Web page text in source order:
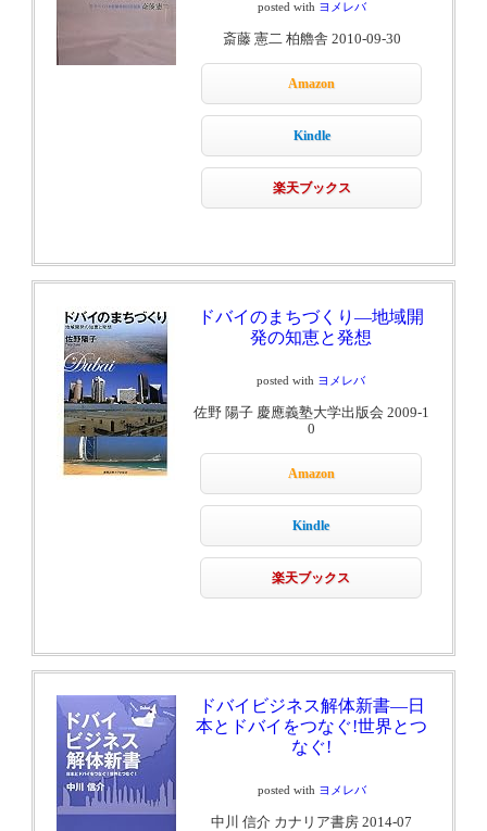
posted with ヨメレバ
斎藤 憲二 柏艪舎 2010-09-30
Amazon
Kindle
楽天ブックス
ドバイのまちづくり―地域開
発の知恵と発想
posted with ヨメレバ
佐野 陽子 慶應義塾大学出版会 2009-1
0
Amazon
Kindle
楽天ブックス
ドバイビジネス解体新書―日
本とドバイをつなぐ!世界とつ
なぐ!
posted with ヨメレバ
中川 信介 カナリア書房 2014-07